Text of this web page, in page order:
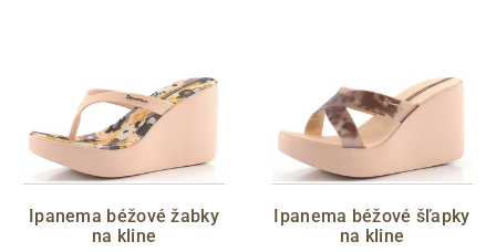
Ipanema béžové žabky
na kline
Ipanema béžové šľapky
na kline